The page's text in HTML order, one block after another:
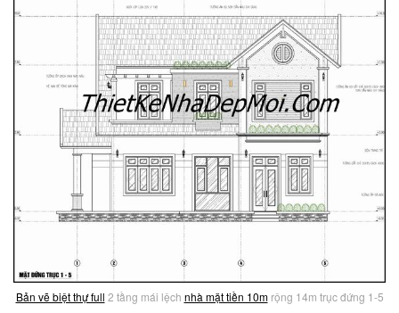
Bản vẽ biệt thự full 2 tầng mái lệch nhà mặt tiền 10mrộng 14m trục đứng 1-5